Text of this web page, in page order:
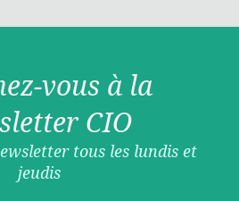
vous à la
CIO
tous les lundis et
jeudis